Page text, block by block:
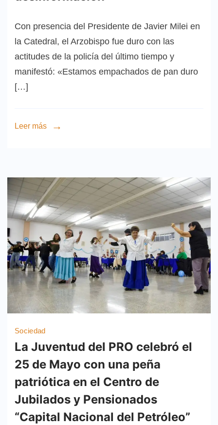
Con presencia del Presidente de Javier Milei en
la Catedral, el Arzobispo fue duro con las
actitudes de la policía del último tiempo y
manifestó: «Estamos empachados de pan duro
[…]
Leer más
Sociedad
La Juventud del PRO celebró el
25 de Mayo con una peña
patriótica en el Centro de
Jubilados y Pensionados
“Capital Nacional del Petróleo”